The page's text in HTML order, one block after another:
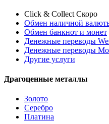
Click & Collect Скоро
Обмен наличной
Обмен банкнот и монет
Денежные переводы
Денежные переводы
Другие услуги
Драгоценные металлы
Золото
Серебро
Платина